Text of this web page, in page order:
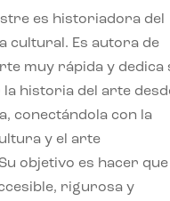
es historiadora del
cultural. Es autora de
muy rápida y dedica
historia del arte
conectándola con la
y el arte
objetivo es hacer que
rigurosa y